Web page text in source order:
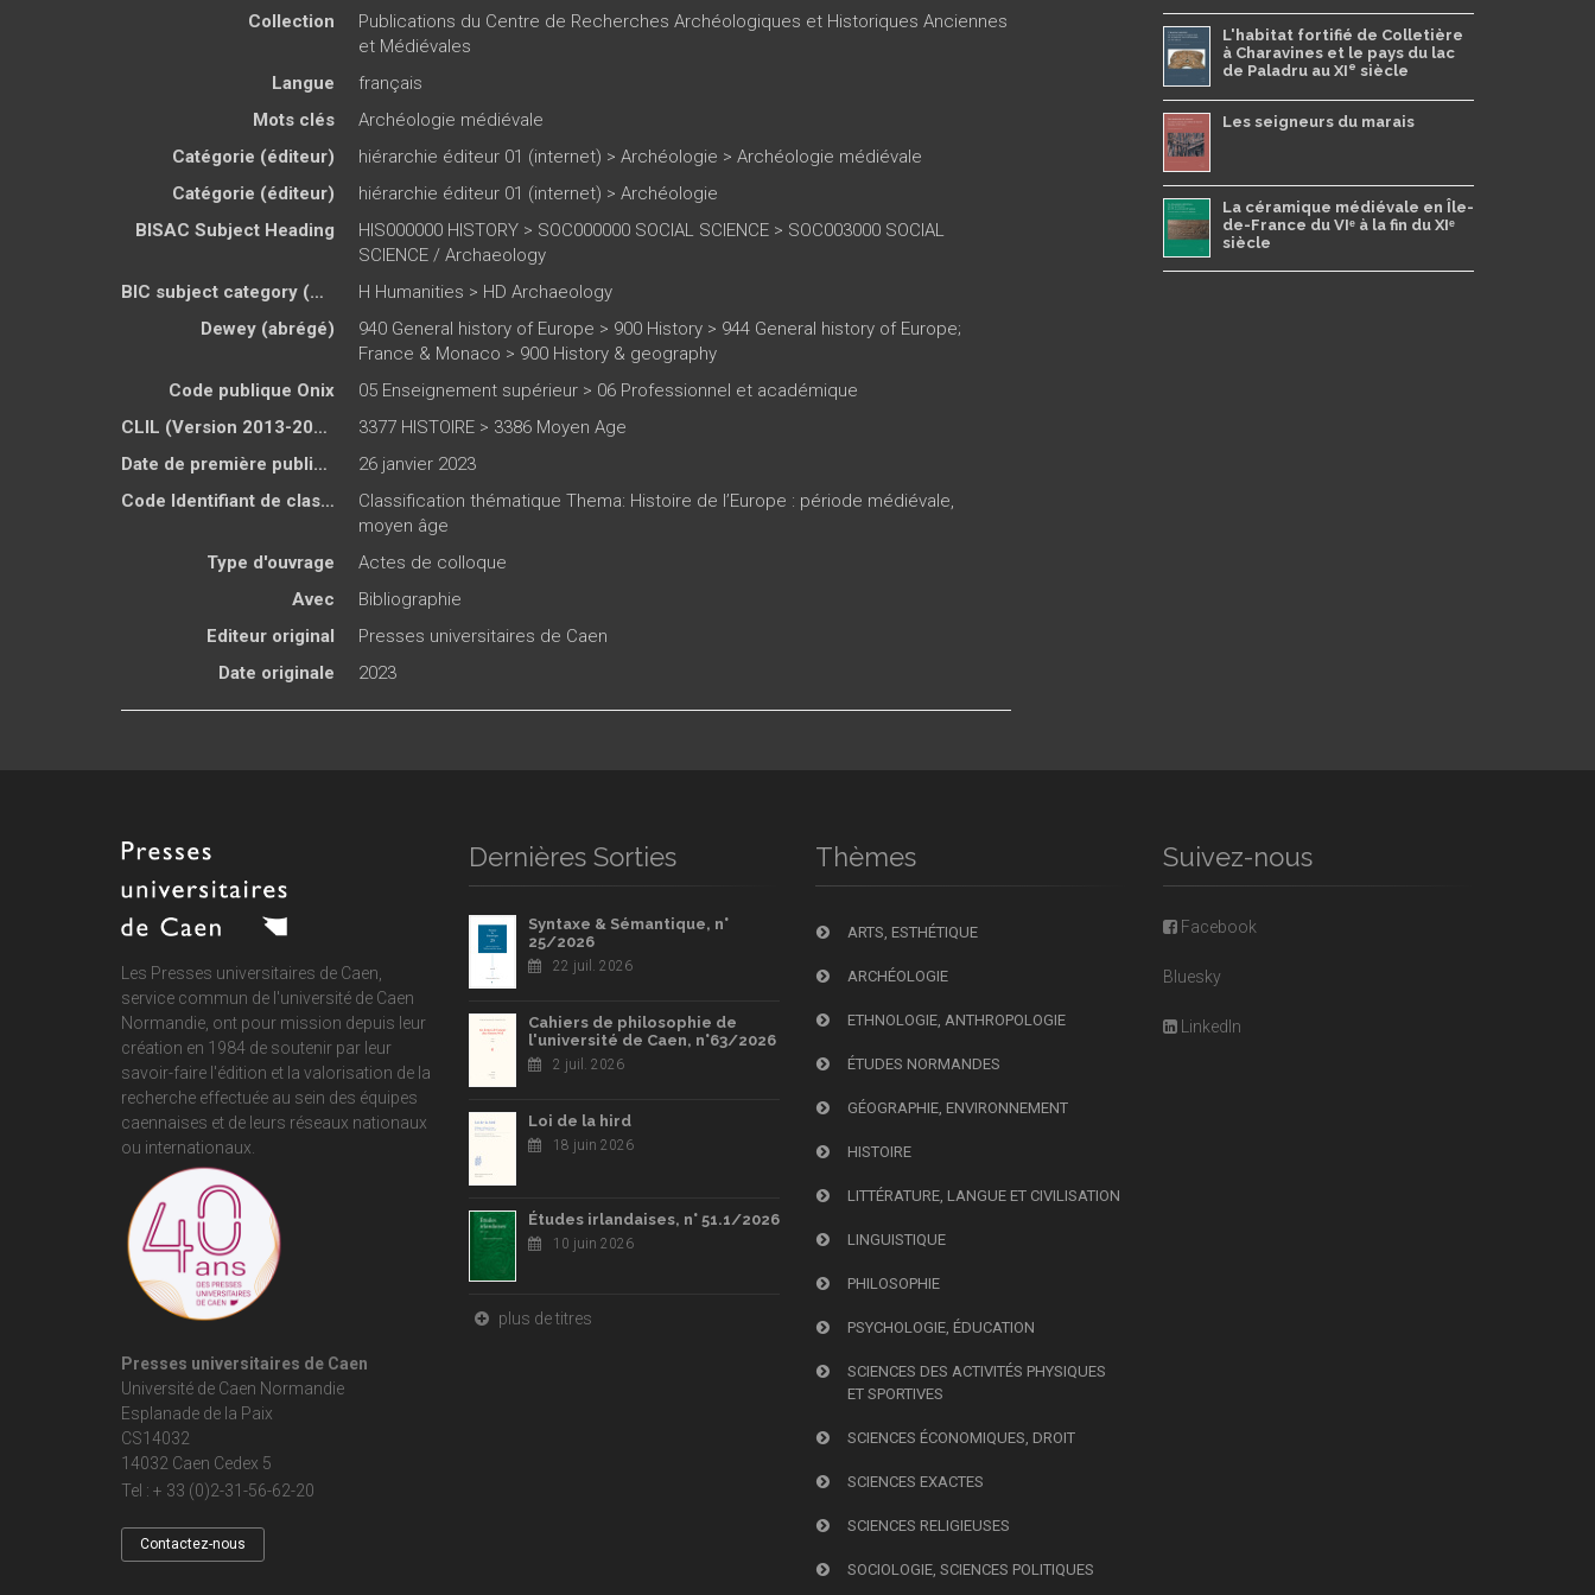
Collection
Publications du Centre de Recherches Archéologiques et Historiques Anciennes
et Médiévales
Langue
français
Mots clés
Archéologie médiévale
Catégorie (éditeur)
hiérarchie éditeur 01 (internet) > Archéologie > Archéologie médiévale
Catégorie (éditeur)
hiérarchie éditeur 01 (internet) > Archéologie
BISAC Subject Heading
HIS000000 HISTORY > SOC000000 SOCIAL SCIENCE > SOC003000 SOCIAL
SCIENCE / Archaeology
BIC subject category (UK)
H Humanities > HD Archaeology
Dewey (abrégé)
940 General history of Europe > 900 History > 944 General history of Europe;
France & Monaco > 900 History & geography
Code publique Onix
05 Enseignement supérieur > 06 Professionnel et académique
CLIL (Version 2013-2019 )
3377 HISTOIRE > 3386 Moyen Age
Date de première publication du titre
26 janvier 2023
Code Identifiant de classement sujet
Classification thématique Thema: Histoire de l’Europe : période médiévale,
moyen âge
Type d'ouvrage
Actes de colloque
Avec
Bibliographie
Editeur original
Presses universitaires de Caen
Date originale
2023
L'habitat fortifié de Colletière
à Charavines et le pays du lac
de Paladru au XIe siècle
Les seigneurs du marais
La céramique médiévale en Île-
de-France du VIᵉ à la fin du XIᵉ
siècle
Les Presses universitaires de Caen,
service commun de l'université de Caen
Normandie , ont pour mission depuis leur
création en 1984 de soutenir par leur
savoir-faire l'édition et la valorisation de la
recherche effectuée au sein des équipes
caennaises et de leurs réseaux nationaux
ou internationaux.
Presses universitaires de Caen
Université de Caen Normandie
Esplanade de la Paix
CS14032
14032 Caen Cedex 5
Tel : + 33 (0)2-31-56-62-20
Contactez-nous
Dernières Sorties
Syntaxe & Sémantique, n°
25/2026
22 juil. 2026
Cahiers de philosophie de
l'université de Caen, n°63/2026
2 juil. 2026
Loi de la hird
18 juin 2026
Études irlandaises, n° 51.1/2026
10 juin 2026
plus de titres
Thèmes
ARTS, ESTHÉTIQUE
ARCHÉOLOGIE
ETHNOLOGIE, ANTHROPOLOGIE
ÉTUDES NORMANDES
GÉOGRAPHIE, ENVIRONNEMENT
HISTOIRE
LITTÉRATURE, LANGUE ET CIVILISATION
LINGUISTIQUE
PHILOSOPHIE
PSYCHOLOGIE, ÉDUCATION
SCIENCES DES ACTIVITÉS PHYSIQUES
ET SPORTIVES
SCIENCES ÉCONOMIQUES, DROIT
SCIENCES EXACTES
SCIENCES RELIGIEUSES
SOCIOLOGIE, SCIENCES POLITIQUES
Suivez-nous
Facebook
Bluesky
LinkedIn